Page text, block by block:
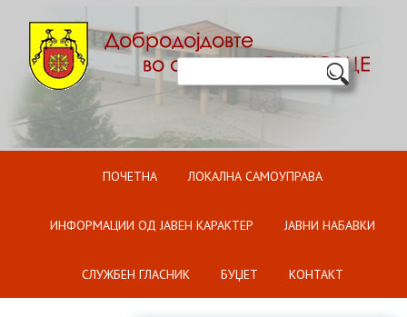
ПОЧЕТНА ЛОКАЛНА САМОУПРАВА
ИНФОРМАЦИИ ОД ЈАВЕН КАРАКТЕР ЈАВНИ НАБАВКИ
СЛУЖБЕН ГЛАСНИК БУЏЕТ КОНТАКТ